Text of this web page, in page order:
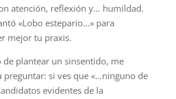
atención, reflexión y… humildad.
«Lobo estepario…» para
mejor tu praxis.
de plantear un sinsentido, me
preguntar: si ves que «…ninguno de
evidentes de la